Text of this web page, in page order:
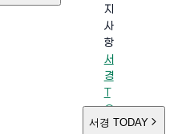
지
사
항
서
경
T
O
D
서경 TODAY